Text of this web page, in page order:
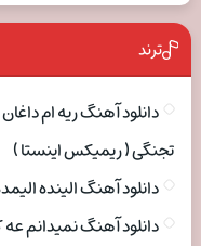
ترند
دانلود آهنگ ریه ام
تجنگی ( ریمیکس اینستا )
دانلود آهنگ الینده
دانلود آهنگ نمیدانم عه